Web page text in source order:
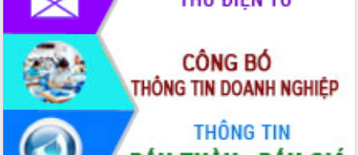
Lãnh đạo tỉnh dâng hương tưởng niệm
tại Đập Đồng Cam đầu Xuân Bính Ngọ
Ngành nông nghiệp phấn đấu tăng
trưởng đạt 5,86% trong năm 2026
UBND tỉnh Đắk Lắk triển khai công tác
quốc phòng, quân sự địa phương năm
2026
Đắk Lắk tập trung toàn lực khắc phục
tồn tại IUU, sẵn sàng làm việc với